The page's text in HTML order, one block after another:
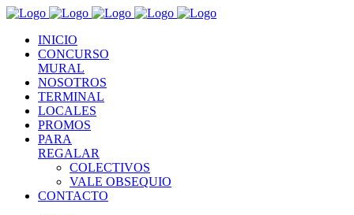
INICIO
CONCURSO
MURAL
NOSOTROS
TERMINAL
LOCALES
PROMOS
PARA
REGALAR
COLECTIVOS
VALE OBSEQUIO
CONTACTO